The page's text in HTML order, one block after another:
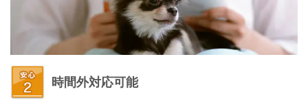
時間外対応可能